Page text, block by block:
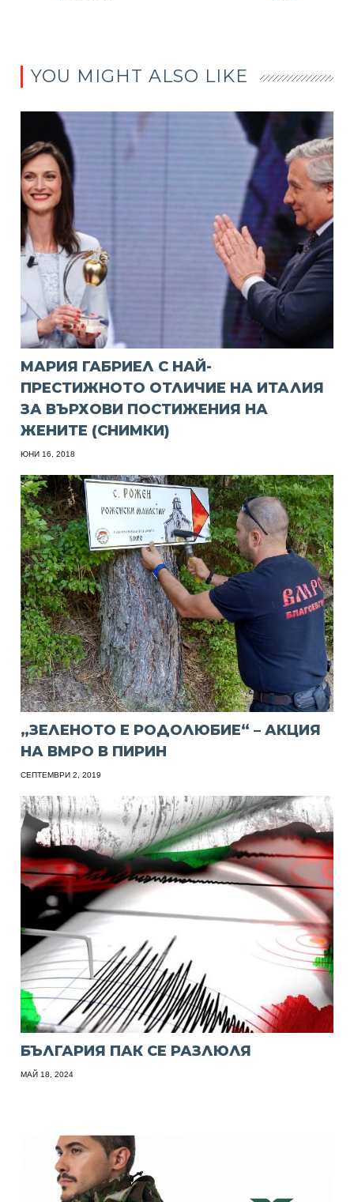
YOU MIGHT ALSO LIKE
МАРИЯ ГАБРИЕЛ С НАЙ-
ПРЕСТИЖНОТО ОТЛИЧИЕ НА ИТАЛИЯ
ЗА ВЪРХОВИ ПОСТИЖЕНИЯ НА
ЖЕНИТЕ (СНИМКИ)
ЮНИ 16, 2018
„ЗЕЛЕНОТО Е РОДОЛЮБИЕ“ – АКЦИЯ
НА ВМРО В ПИРИН
СЕПТЕМВРИ 2, 2019
БЪЛГАРИЯ ПАК СЕ РАЗЛЮЛЯ
МАЙ 18, 2024